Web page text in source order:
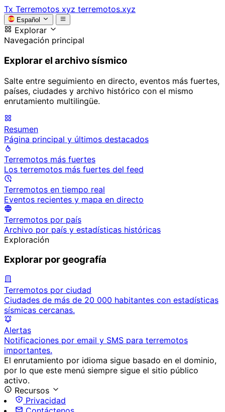
Tx Terremotos xyz terremotos.xyz
Español
Explorar
Navegación principal
Explorar el archivo sísmico
Salte entre seguimiento en directo, eventos más fuertes,
países, ciudades y archivo histórico con el mismo
enrutamiento multilingüe.
Resumen
Página principal y últimos destacados
Terremotos más fuertes
Los terremotos más fuertes del feed
Terremotos en tiempo real
Eventos recientes y mapa en directo
Terremotos por país
Archivo por país y estadísticas históricas
Exploración
Explorar por geografía
Terremotos por ciudad
Ciudades de más de 20 000 habitantes con estadísticas
sísmicas cercanas.
Alertas
Notificaciones por email y SMS para terremotos
importantes.
El enrutamiento por idioma sigue basado en el dominio,
por lo que este menú siempre sigue el sitio público
activo.
Recursos
Privacidad